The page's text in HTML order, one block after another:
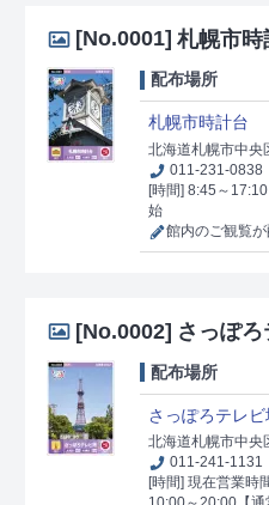
[No.0001] 札幌市時
配布場所
札幌市時計台
北海道札幌市中央
011‐231-0838
[時間] 8:45～
始
館内のご観覧
[No.0002] さっぽ
配布場所
さっぽろテレ
北海道札幌市中央
011-241-1131
[時間] 現在営業時